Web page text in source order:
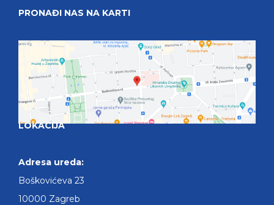
PRONAĐI NAS NA KARTI
LOKACIJA
Adresa ureda:
Boškovićeva 23
10000 Zagreb